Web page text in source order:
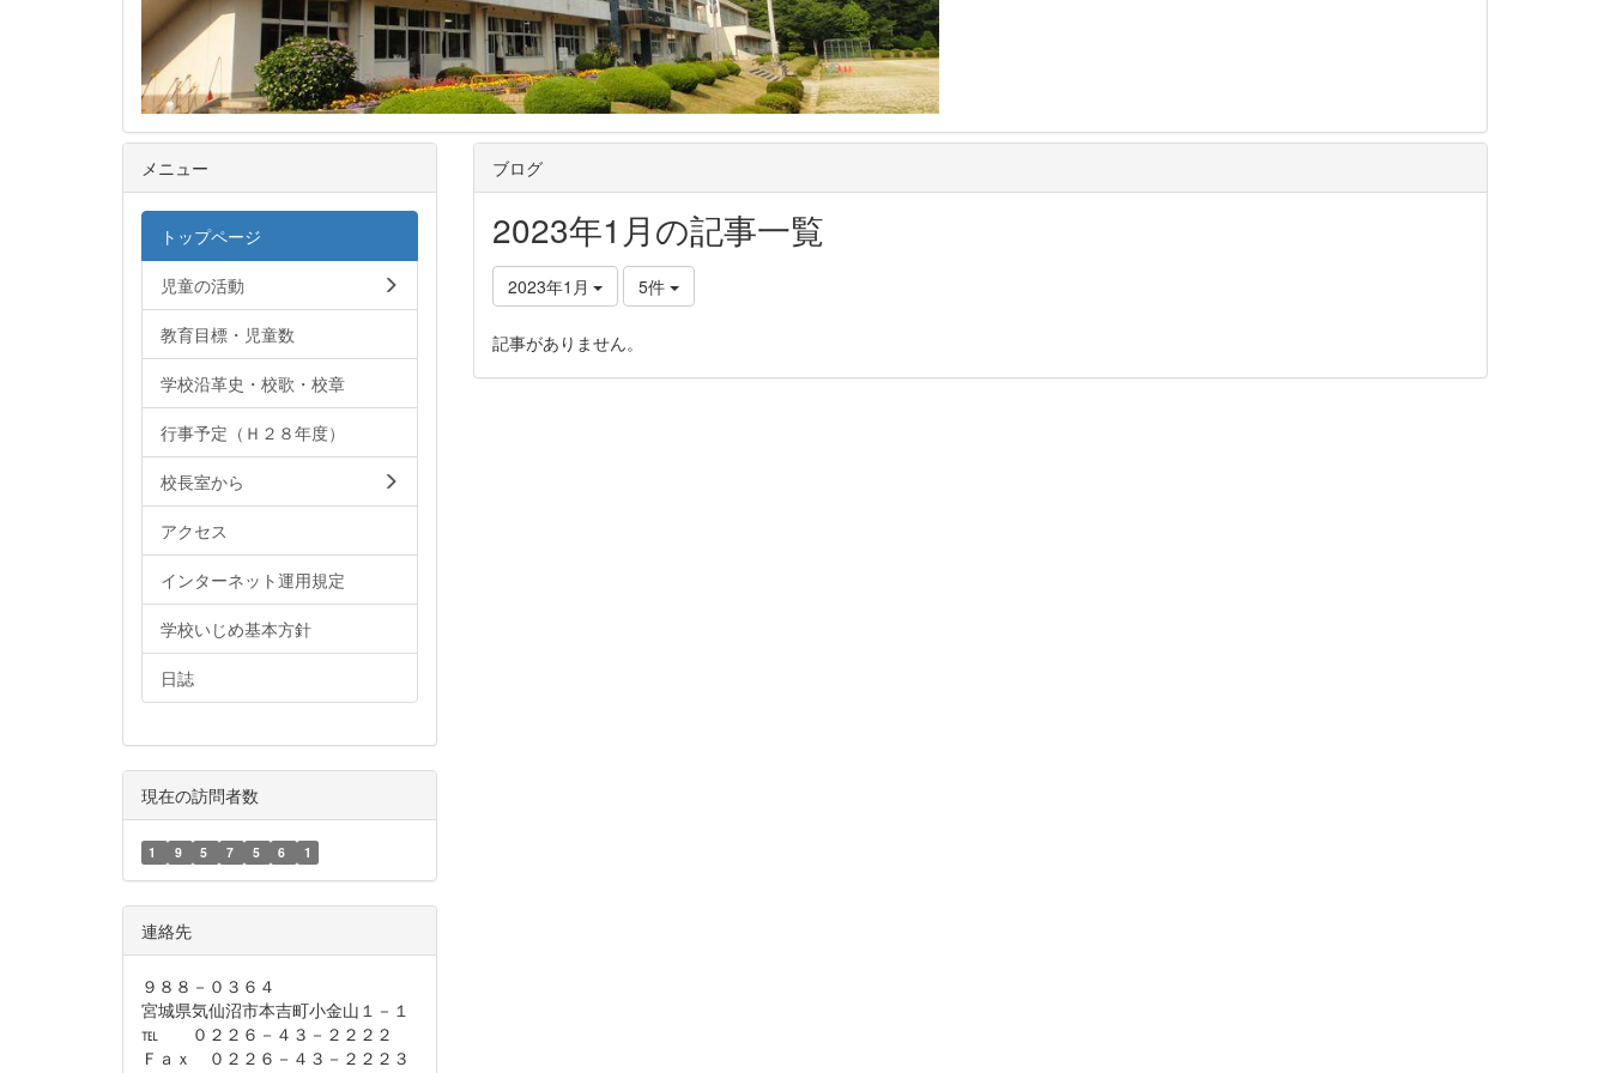
ブログ
2023年1月の記事一覧
2023年1月 5件
記事がありません。
メニュー
トップページ
児童の活動
教育目標・児童数
学校沿革史・校歌・校章
行事予定（Ｈ２８年度）
校長室から
アクセス
インターネット運用規定
学校いじめ基本方針
日誌
現在の訪問者数
1 9 5 7 5 6 1
連絡先
９８８－０３６４
宮城県気仙沼市本吉町小金山１－１
℡ ０２２６－４３－２２２２
Ｆａｘ ０２２６－４３－２２２３